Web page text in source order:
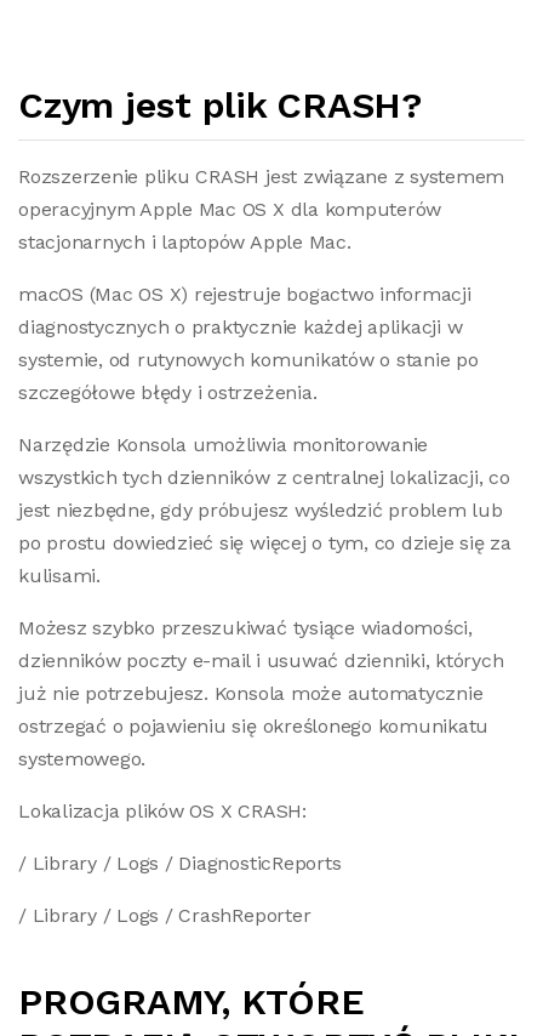
Czym jest plik CRASH?
Rozszerzenie pliku CRASH jest związane z systemem
operacyjnym Apple Mac OS X dla komputerów
stacjonarnych i laptopów Apple Mac.
macOS (Mac OS X) rejestruje bogactwo informacji
diagnostycznych o praktycznie każdej aplikacji w
systemie, od rutynowych komunikatów o stanie po
szczegółowe błędy i ostrzeżenia.
Narzędzie Konsola umożliwia monitorowanie
wszystkich tych dzienników z centralnej lokalizacji, co
jest niezbędne, gdy próbujesz wyśledzić problem lub
po prostu dowiedzieć się więcej o tym, co dzieje się za
kulisami.
Możesz szybko przeszukiwać tysiące wiadomości,
dzienników poczty e-mail i usuwać dzienniki, których
już nie potrzebujesz. Konsola może automatycznie
ostrzegać o pojawieniu się określonego komunikatu
systemowego.
Lokalizacja plików OS X CRASH:
/ Library / Logs / DiagnosticReports
/ Library / Logs / CrashReporter
PROGRAMY, KTÓRE